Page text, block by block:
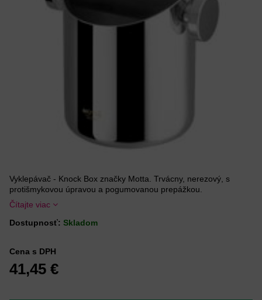
Vyklepávač - Knock Box značky Motta. Trvácny, nerezový, s
protišmykovou úpravou a pogumovanou prepážkou.
Čítajte viac
Dostupnosť: Skladom
Cena s DPH
41,45 €